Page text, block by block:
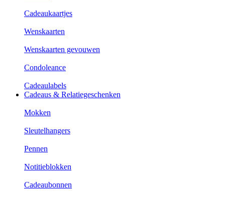
Cadeaukaartjes
Wenskaarten
Wenskaarten gevouwen
Condoleance
Cadeaulabels
Cadeaus & Relatiegeschenken
Mokken
Sleutelhangers
Pennen
Notitieblokken
Cadeaubonnen